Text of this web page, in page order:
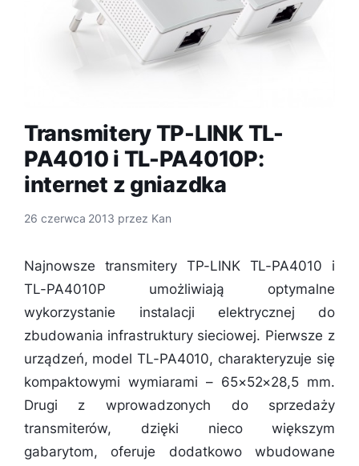
Transmitery TP-LINK TL-
PA4010 i TL-PA4010P:
internet z gniazdka
26 czerwca 2013 przez Kan
Najnowsze transmitery TP-LINK TL-PA4010 i
TL-PA4010P umożliwiają optymalne
wykorzystanie instalacji elektrycznej do
zbudowania infrastruktury sieciowej. Pierwsze z
urządzeń, model TL-PA4010, charakteryzuje się
kompaktowymi wymiarami – 65×52×28,5 mm.
Drugi z wprowadzonych do sprzedaży
transmiterów, dzięki nieco większym
gabarytom, oferuje dodatkowo wbudowane